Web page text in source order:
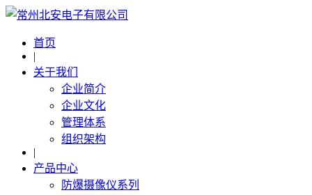
首页
|
关于我们
企业简介
企业文化
管理体系
组织架构
|
产品中心
防爆摄像仪系列